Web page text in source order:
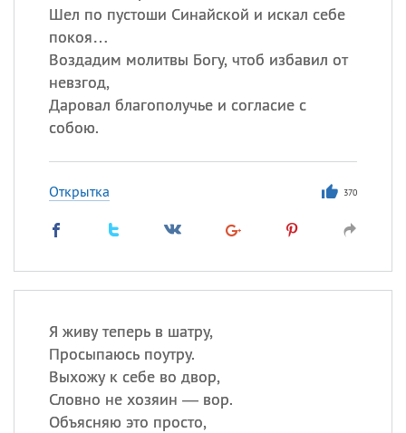
Шел по пустоши Синайской и искал себе
покоя…
Воздадим молитвы Богу, чтоб избавил от
невзгод,
Даровал благополучье и согласие с
собою.
Открытка 370
Я живу теперь в шатру,
Просыпаюсь поутру.
Выхожу к себе во двор,
Словно не хозяин — вор.
Объясняю это просто,